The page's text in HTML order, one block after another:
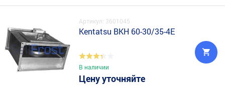
Артикул: 3601045
Kentatsu BKH 60-30/35-4E
В наличии
Цену уточняйте